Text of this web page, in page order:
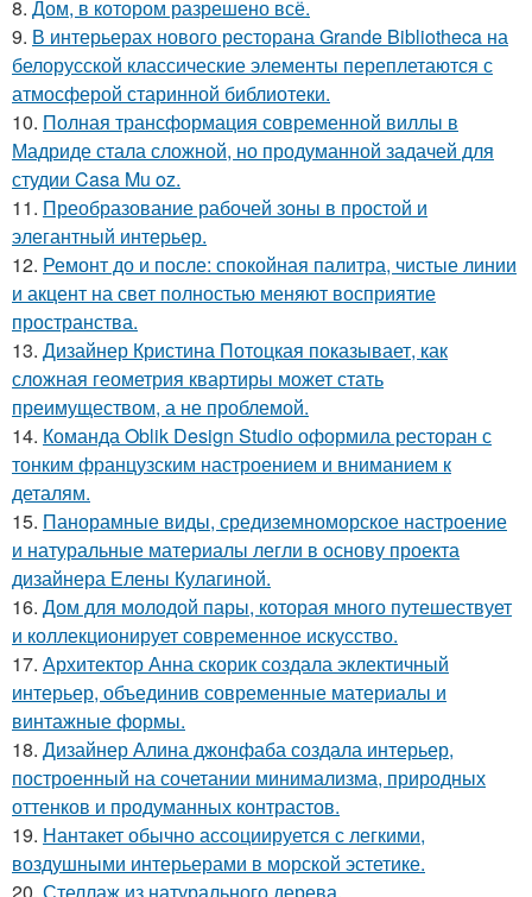
8. Дом, в котором разрешено всё.
9. В интерьерах нового ресторана Grande Bibliotheca на
белорусской классические элементы переплетаются с
атмосферой старинной библиотеки.
10. Полная трансформация современной виллы в
Мадриде стала сложной, но продуманной задачей для
студии Casa Mu oz.
11. Преобразование рабочей зоны в простой и
элегантный интерьер.
12. Ремонт до и после: спокойная палитра, чистые линии
и акцент на свет полностью меняют восприятие
пространства.
13. Дизайнер Кристина Потоцкая показывает, как
сложная геометрия квартиры может стать
преимуществом, а не проблемой.
14. Команда Oblik Design Studio оформила ресторан с
тонким французским настроением и вниманием к
деталям.
15. Панорамные виды, средиземноморское настроение
и натуральные материалы легли в основу проекта
дизайнера Елены Кулагиной.
16. Дом для молодой пары, которая много путешествует
и коллекционирует современное искусство.
17. Архитектор Анна скорик создала эклектичный
интерьер, объединив современные материалы и
винтажные формы.
18. Дизайнер Алина джонфаба создала интерьер,
построенный на сочетании минимализма, природных
оттенков и продуманных контрастов.
19. Нантакет обычно ассоциируется с легкими,
воздушными интерьерами в морской эстетике.
20. Стеллаж из натурального дерева.